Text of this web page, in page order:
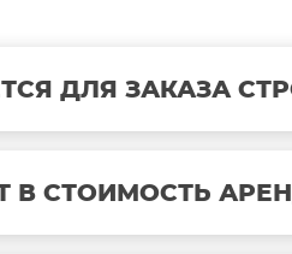
ДЛЯ ЗАКАЗА
В СТОИМОСТЬ